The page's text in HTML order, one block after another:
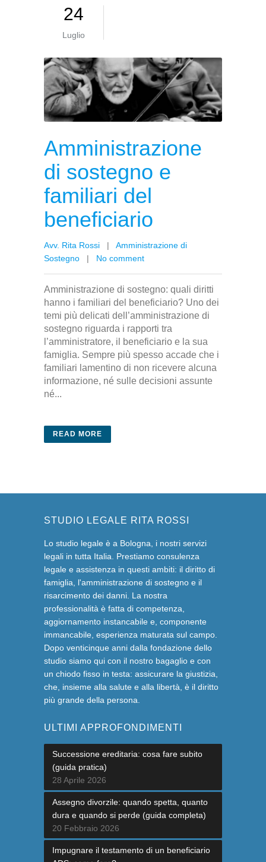
24
Luglio
Amministrazione
di sostegno e
familiari del
beneficiario
Avv. Rita Rossi | Amministrazione di
Sostegno | No comment
Amministrazione di sostegno: quali diritti
hanno i familiari del beneficiario? Uno dei
temi più delicati dell’amministrazione di
sostegno riguarda i rapporti tra
l’amministratore, il beneficiario e la sua
famiglia. Sempre più spesso accade che i
familiari lamentino di non ricevere alcuna
informazione, né sulle decisioni assunte
né...
READ MORE
STUDIO LEGALE RITA ROSSI
Lo studio legale è a Bologna, i nostri servizi
legali in tutta Italia. Prestiamo consulenza
legale e assistenza in questi ambiti: il diritto di
famiglia, l'amministrazione di sostegno e il
risarcimento dei danni. La nostra
professionalità è fatta di competenza,
aggiornamento instancabile e, componente
immancabile, esperienza maturata sul campo.
Dopo venticinque anni dalla fondazione dello
studio siamo qui con il nostro bagaglio e con
un chiodo fisso in testa: assicurare la giustizia,
che, insieme alla salute e alla libertà, è il diritto
più grande della persona.
ULTIMI APPROFONDIMENTI
Successione ereditaria: cosa fare subito
(guida pratica)
28 Aprile 2026
Assegno divorzile: quando spetta, quanto
dura e quando si perde (guida completa)
20 Febbraio 2026
Impugnare il testamento di un beneficiario